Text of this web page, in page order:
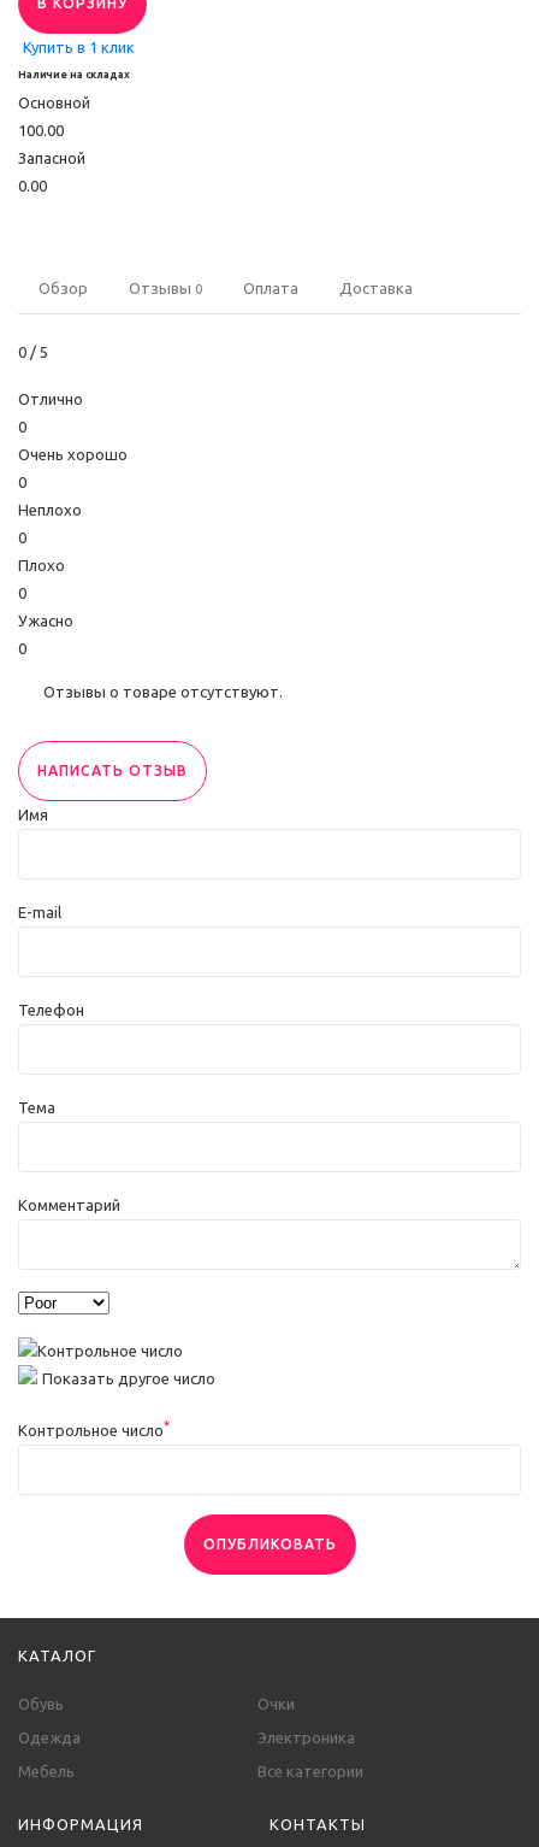
Купить в 1 клик
Наличие на складах
Основной
100.00
Запасной
0.00
Обзор Отзывы 0 Оплата Доставка
0 / 5
Отлично
0
Очень хорошо
0
Неплохо
0
Плохо
0
Ужасно
0
Отзывы о товаре отсутствуют.
НАПИСАТЬ ОТЗЫВ
Имя
E-mail
Телефон
Тема
Комментарий
Показать другое число
Контрольное число*
ОПУБЛИКОВАТЬ
КАТАЛОГ
Обувь
Очки
Одежда
Электроника
Мебель
Все категории
ИНФОРМАЦИЯ КОНТАКТЫ